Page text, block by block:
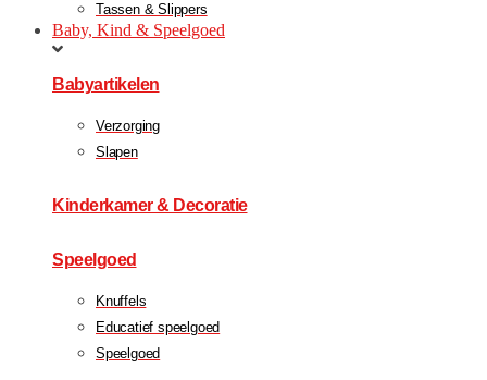
Tassen & Slippers
Baby, Kind & Speelgoed
Babyartikelen
Verzorging
Slapen
Kinderkamer & Decoratie
Speelgoed
Knuffels
Educatief speelgoed
Speelgoed